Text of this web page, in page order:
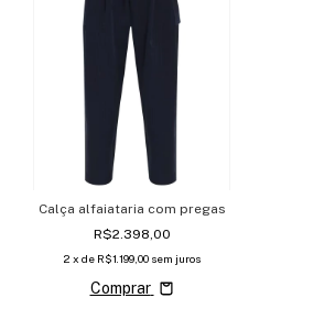
Calça alfaiataria com pregas
R$2.398,00
2 x de R$1.199,00 sem juros
Comprar